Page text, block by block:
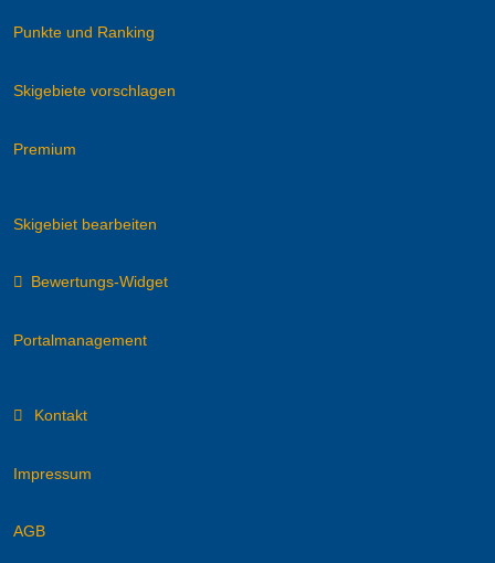
Punkte und Ranking
Skigebiete vorschlagen
Premium
Skigebiet bearbeiten
Bewertungs-Widget
Portalmanagement
Kontakt
Impressum
AGB